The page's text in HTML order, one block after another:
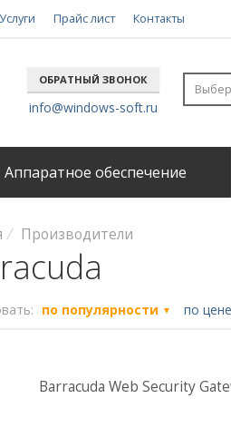
Услуги Прайс лист Контакты
ОБРАТНЫЙ ЗВОНОК
info@windows-soft.ru
Аппаратное обеспечение
Производители
по популярности ▼ по цене
Barracuda Web Security